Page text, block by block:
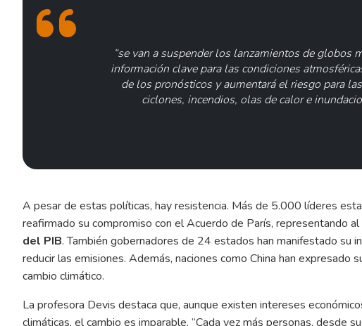
“se van a suspender los lanzamientos de globos
información clave para las condiciones
de los pronósticos y aumentará el riesgo para
ciclones, incendios, olas de calor e
A pesar de estas políticas, hay resistencia. Más de 5.000 líderes
reafirmado su compromiso con el Acuerdo de París, representando al
del PIB. También gobernadores de 24 estados han manifestado su
reducir las emisiones. Además, naciones como China han expresado
cambio climático.
La profesora Devis destaca que, aunque existen intereses
climáticas, el cambio es imparable. “Cada vez más personas, desde